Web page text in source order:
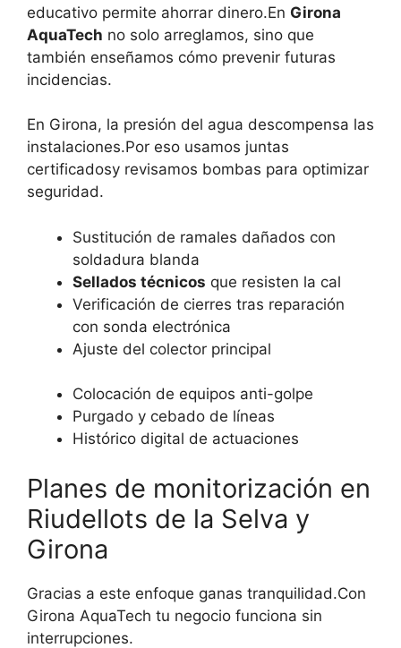
educativo permite ahorrar dinero.En Girona
AquaTech no solo arreglamos, sino que
también enseñamos cómo prevenir futuras
incidencias.
En Girona, la presión del agua descompensa las
instalaciones.Por eso usamos juntas
certificadosy revisamos bombas para optimizar
seguridad.
Sustitución de ramales dañados con
soldadura blanda
Sellados técnicos que resisten la cal
Verificación de cierres tras reparación
con sonda electrónica
Ajuste del colector principal
Colocación de equipos anti-golpe
Purgado y cebado de líneas
Histórico digital de actuaciones
Planes de monitorización en
Riudellots de la Selva y
Girona
Gracias a este enfoque ganas tranquilidad.Con
Girona AquaTech tu negocio funciona sin
interrupciones.